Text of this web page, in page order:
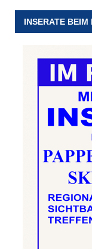
INSERATE BEIM